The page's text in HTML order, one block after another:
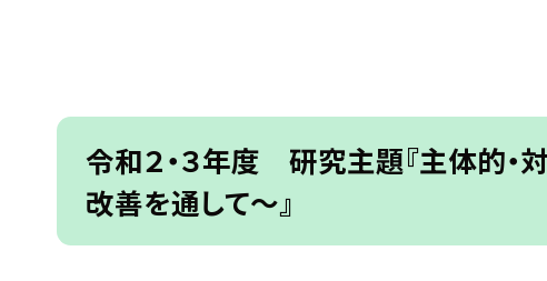
令和２・３年度 研究主題『主体的
改善を通して〜』